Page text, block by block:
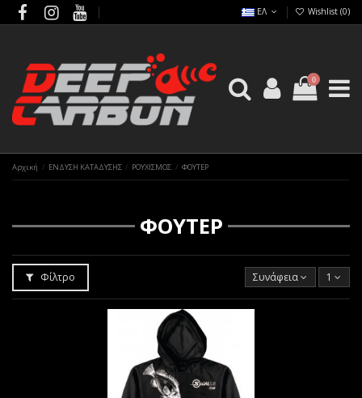
ΕΛ Wishlist (0)
0
Αρχική ΕΝΔΥΣΗ ΚΑΤΑΔΥΣΗΣ ΡΟΥΧΙΣΜΟΣ ΦΟΥΤΕΡ
ΦΟΥΤΕΡ
Φίλτρο Συνάφεια 1